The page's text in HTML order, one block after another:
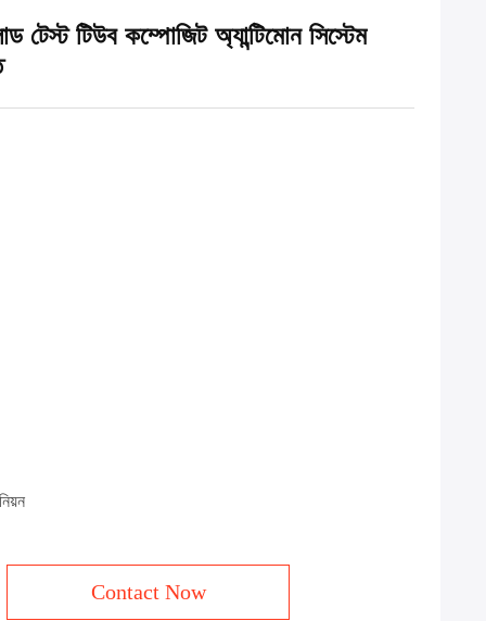
টেস্ট টিউব কম্পোজিট অ্যান্টিমোন সিস্টেম
Contact Now